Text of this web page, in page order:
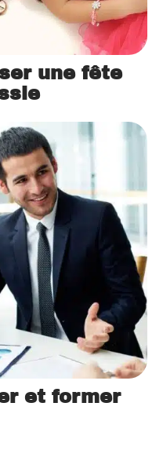
une fête
et former